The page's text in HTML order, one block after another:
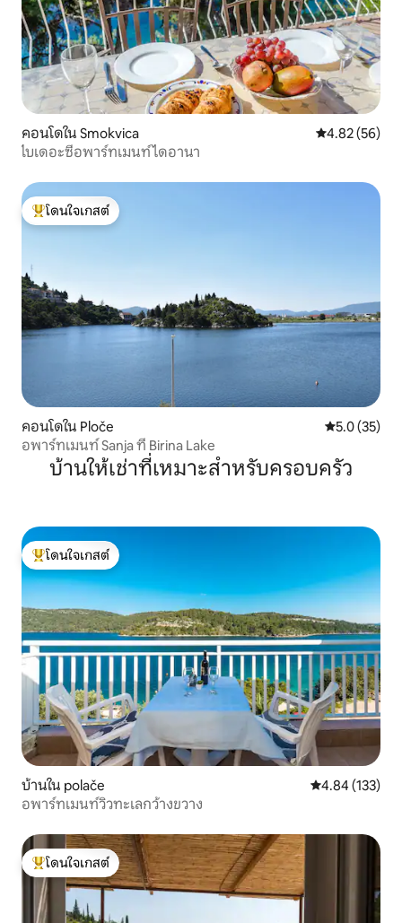
คอนโดใน Smokvica คะแนนเฉลี่ย
4.82 (56)
ไบเดอะซีอพาร์ทเมนท์ไดอานา
โดนใจเกสต์ที่สุด
โดนใจเกสต์
คอนโดใน Ploče คะแนนเฉลี่ย
5.0 (35)
อพาร์ทเมนท์ Sanja ที่ Birina Lake
บ้านให้เช่าที่เหมาะสำหรับครอบครัว
โดนใจเกสต์ที่สุด
โดนใจเกสต์
บ้านใน polače คะแนนเฉลี่ย
4.84 (133)
อพาร์ทเมนท์วิวทะเลกว้างขวาง
โดนใจเกสต์ที่สุด
โดนใจเกสต์